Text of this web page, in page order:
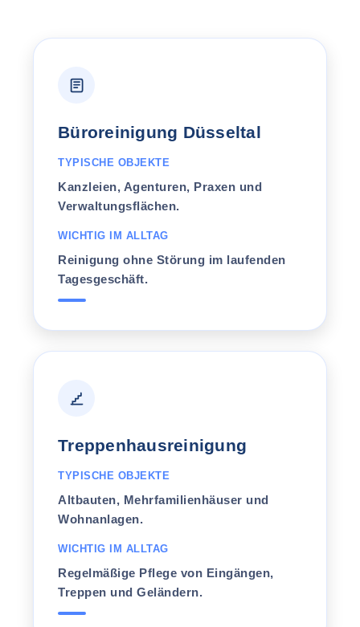
Büroreinigung Düsseltal
TYPISCHE OBJEKTE
Kanzleien, Agenturen, Praxen und
Verwaltungsflächen.
WICHTIG IM ALLTAG
Reinigung ohne Störung im laufenden
Tagesgeschäft.
Treppenhausreinigung
TYPISCHE OBJEKTE
Altbauten, Mehrfamilienhäuser und
Wohnanlagen.
WICHTIG IM ALLTAG
Regelmäßige Pflege von Eingängen,
Treppen und Geländern.